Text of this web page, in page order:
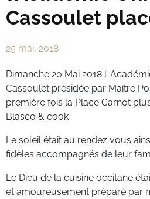
Cassoulet
25 mai, 2018
Dimanche 20 Mai 2018 l’
Cassoulet présidée par Maître
première fois la Place Carnot
Blasco & cook
Le soleil était au rendez vous
fidèles accompagnés de leur
Le Dieu de la cuisine occitane
et amoureusement préparé par